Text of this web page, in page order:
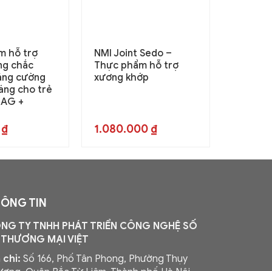
hỗ trợ
chắc
cường
cho trẻ
+
₫
NMI Joint Sedo –
Thực phẩm hỗ trợ
xương khớp
1.080.000 ₫
TIN
TY TNHH PHÁT TRIỂN CÔNG NGHỆ SỐ
MẠI VIỆT
chỉ: Số 166, Phố Tân Phong, Phường Thụy